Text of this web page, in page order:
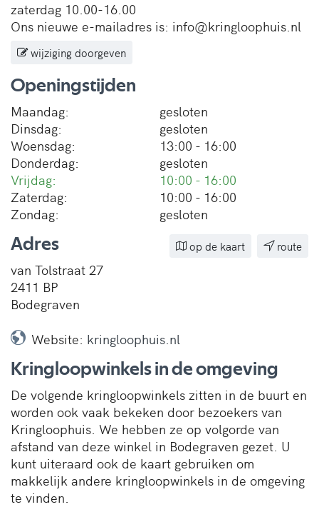
zaterdag 10.00-16.00
Ons nieuwe e-mailadres is: info@kringloophuis.nl
wijziging doorgeven
Openingstijden
Maandag:
gesloten
Dinsdag:
gesloten
Woensdag:
13:00 - 16:00
Donderdag:
gesloten
Vrijdag:
10:00 - 16:00
Zaterdag:
10:00 - 16:00
Zondag:
gesloten
route
op de kaart
Adres
van Tolstraat 27
2411 BP
Bodegraven
Website: kringloophuis.nl
Kringloopwinkels in de omgeving
De volgende kringloopwinkels zitten in de buurt en
worden ook vaak bekeken door bezoekers van
Kringloophuis. We hebben ze op volgorde van
afstand van deze winkel in Bodegraven gezet. U
kunt uiteraard ook de kaart gebruiken om
makkelijk andere kringloopwinkels in de omgeving
te vinden.